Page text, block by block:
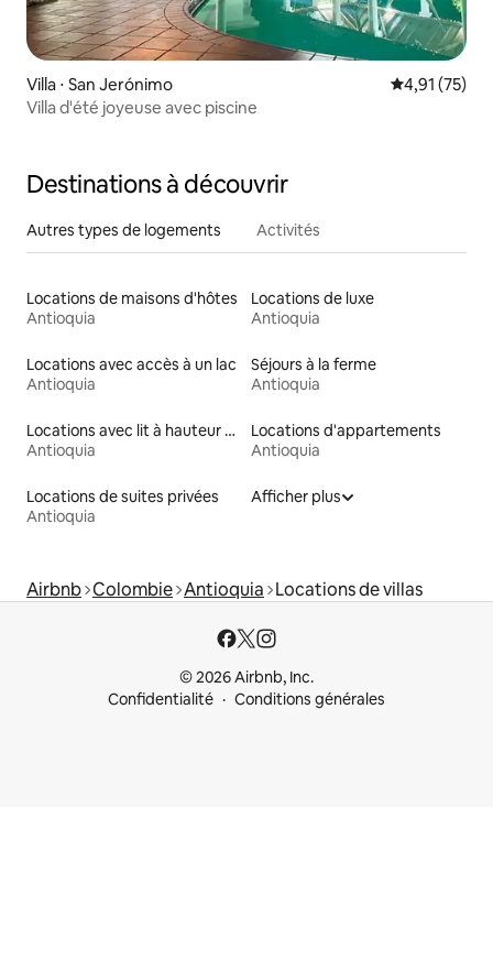
Villa ⋅ San Jerónimo Évaluation
4,91 (75)
Villa d'été joyeuse avec piscine
Destinations à découvrir
Autres types de logements Activités
Locations de maisons d'hôtes
Antioquia
Locations de luxe
Antioquia
Locations avec accès à un lac
Antioquia
Séjours à la ferme
Antioquia
Locations avec lit à hauteur adaptée
Antioquia
Locations d'appartements
Antioquia
Locations de suites privées
Antioquia
Afficher plus
Airbnb Colombie Antioquia Locations de villas
© 2026 Airbnb, Inc.
Confidentialité
Conditions générales